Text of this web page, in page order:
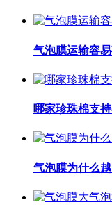
气泡膜运输容
哪家珍珠棉支
气泡膜为什么